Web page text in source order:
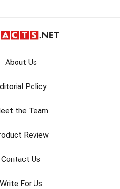
About Us
Policy
the Team
Review
Contact Us
Write For Us